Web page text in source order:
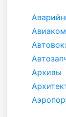
Архивы